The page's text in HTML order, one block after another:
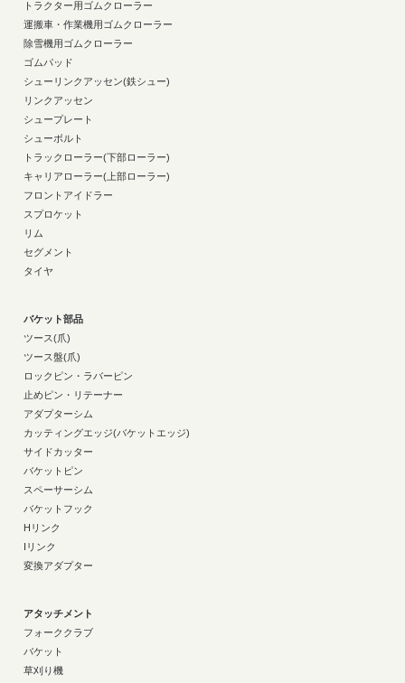
トラクター用ゴムクローラー
運搬車・作業機用ゴムクローラー
除雪機用ゴムクローラー
ゴムパッド
シューリンクアッセン(鉄シュー)
リンクアッセン
シュープレート
シューボルト
トラックローラー(下部ローラー)
キャリアローラー(上部ローラー)
フロントアイドラー
スプロケット
リム
セグメント
タイヤ
バケット部品
ツース(爪)
ツース盤(爪)
ロックピン・ラバーピン
止めピン・リテーナー
アダプターシム
カッティングエッジ(バケットエッジ)
サイドカッター
バケットピン
スペーサーシム
バケットフック
Hリンク
Iリンク
変換アダプター
アタッチメント
フォーククラブ
バケット
草刈り機